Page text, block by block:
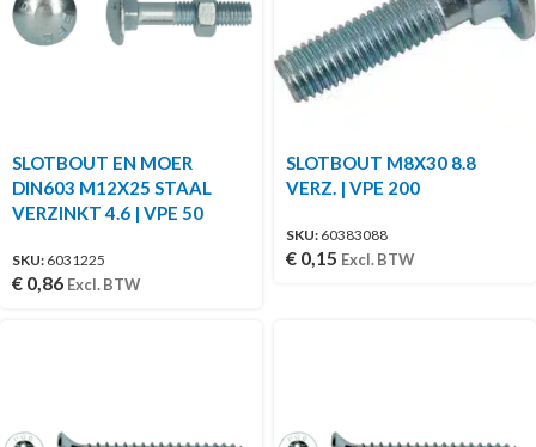
SLOTBOUT EN MOER
DIN603 M12X25 STAAL
VERZINKT 4.6 | VPE 50
SKU: 6031225
€ 0,86 Excl. BTW
SLOTBOUT M8X30 8.8
VERZ. | VPE 200
SKU: 60383088
€ 0,15 Excl. BTW